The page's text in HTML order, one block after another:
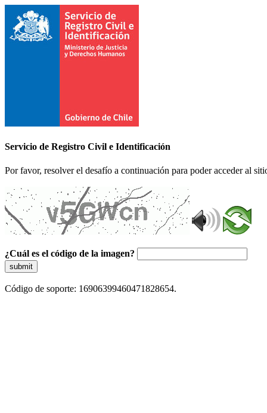
Servicio de Registro Civil e Identificación
Por favor, resolver el desafío a continuación para poder acceder al
¿Cuál es el código de la imagen?
submit
Código de soporte: 16906399460471828654.